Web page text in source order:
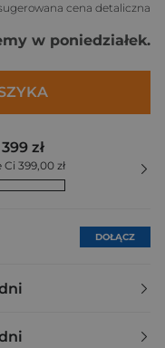
cena detaliczna
w poniedziałek.
zł
399,00 zł
DOŁĄCZ